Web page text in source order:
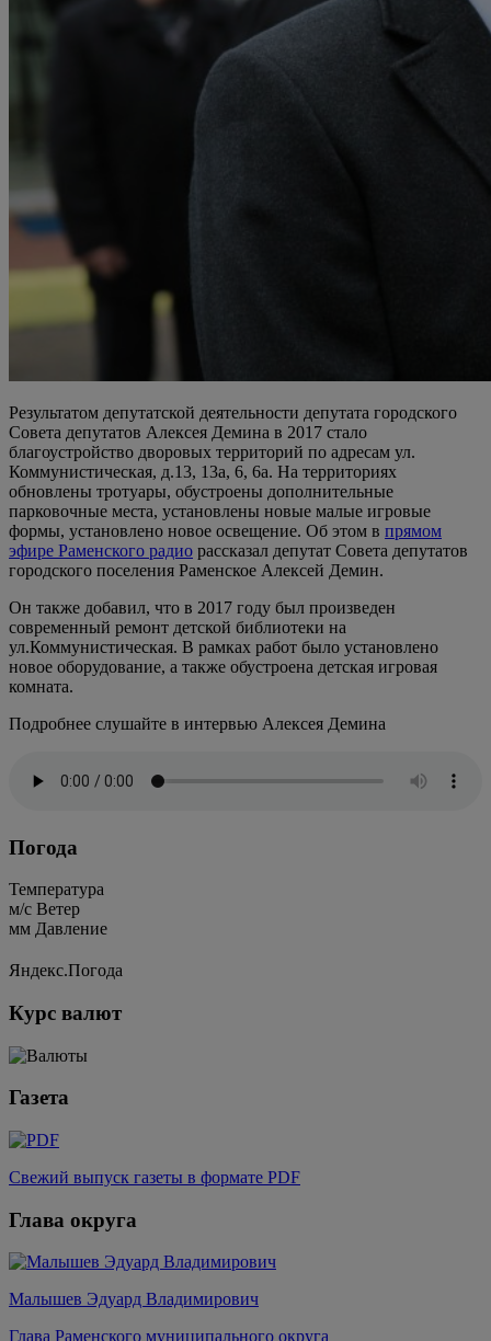
Результатом депутатской деятельности депутата городского
Совета депутатов Алексея Демина в 2017 стало
благоустройство дворовых территорий по адресам ул.
Коммунистическая, д.13, 13а, 6, 6а. На территориях
обновлены тротуары, обустроены дополнительные
парковочные места, установлены новые малые игровые
формы, установлено новое освещение. Об этом в прямом
эфире Раменского радио рассказал депутат Совета депутатов
городского поселения Раменское Алексей Демин.
Он также добавил, что в 2017 году был произведен
современный ремонт детской библиотеки на
ул.Коммунистическая. В рамках работ было установлено
новое оборудование, а также обустроена детская игровая
комната.
Подробнее слушайте в интервью Алексея Демина
Погода
Температура
м/c Ветер
мм Давление
Яндекс.Погода
Курс валют
Газета
Свежий выпуск газеты в формате PDF
Глава округа
Малышев Эдуард Владимирович
Глава Раменского муниципального округа